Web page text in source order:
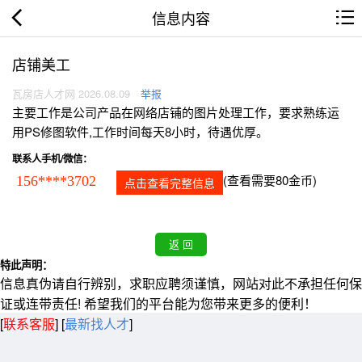
信息内容
店铺美工
瓦房店人才网 2026.08.09 举报
主要工作是公司产品在网络店铺的图片处理工作，要求熟练运
用PS修图软件,工作时间每天8小时，待遇优厚。
联系人手机/微信：
156****3702 点击查看完整信息 (查看需要80金币)
特此声明：
信息真伪请自行辨别，求职应聘须谨慎，网站对此不承担任何保
证或连带责任! 希望我们的平台能为您带来更多的便利！
[联系客服] [最新找人才]